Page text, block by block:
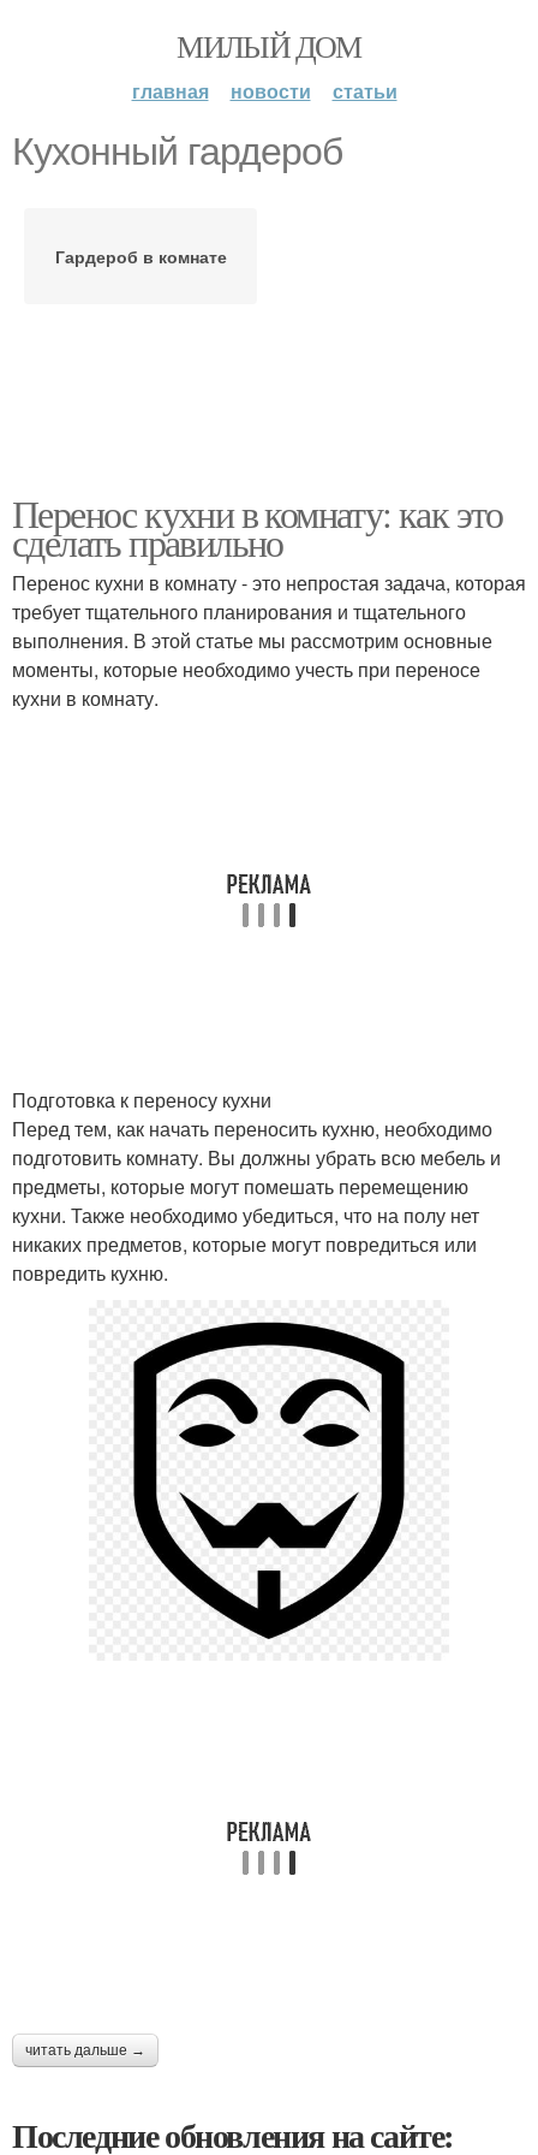
МИЛЫЙ ДОМ
главная новости статьи
Кухонный гардероб
Гардероб в комнате
Перенос кухни в комнату: как это
сделать правильно
Перенос кухни в комнату - это непростая задача, которая
требует тщательного планирования и тщательного
выполнения. В этой статье мы рассмотрим основные
моменты, которые необходимо учесть при переносе
кухни в комнату.
Подготовка к переносу кухни
Перед тем, как начать переносить кухню, необходимо
подготовить комнату. Вы должны убрать всю мебель и
предметы, которые могут помешать перемещению
кухни. Также необходимо убедиться, что на полу нет
никаких предметов, которые могут повредиться или
повредить кухню.
читать дальше →
Последние обновления на сайте: